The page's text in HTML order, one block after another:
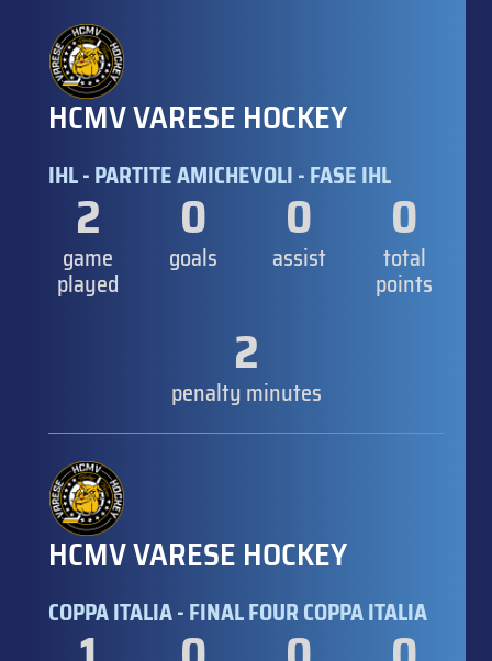
HCMV VARESE HOCKEY
IHL - PARTITE AMICHEVOLI - FASE IHL
2
game
played
0
goals
0
assist
0
total
points
2
penalty minutes
HCMV VARESE HOCKEY
COPPA ITALIA - FINAL FOUR COPPA ITALIA